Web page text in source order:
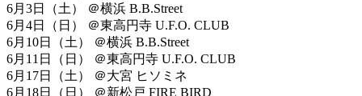
6月3日（土） ＠横浜 B.B.Street
6月4日（日） ＠東高円寺 U.F.O. CLUB
6月10日（土） ＠横浜 B.B.Street
6月11日（日） ＠東高円寺 U.F.O. CLUB
6月17日（土） ＠大宮 ヒソミネ
6月18日（日） ＠新松戸 FIRE BIRD